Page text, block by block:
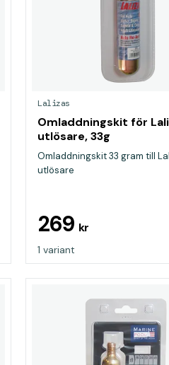
Lalizas
Omladdningskit för
utlösare, 33g
Omladdningskit 33 gram till
utlösare
269 kr
1 variant